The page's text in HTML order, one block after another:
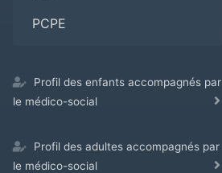
PCPE
Profil des enfants accompagnés par
le médico-social
Profil des adultes accompagnés par
le médico-social